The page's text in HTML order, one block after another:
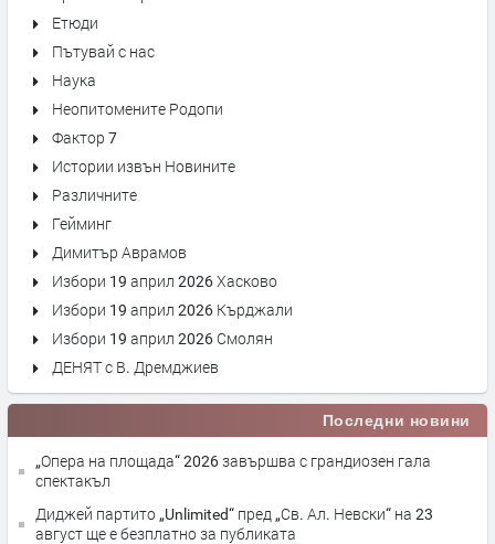
Етюди
Пътувай с нас
Наука
Неопитомените Родопи
Фактор 7
Истории извън Новините
Различните
Гейминг
Димитър Аврамов
Избори 19 април 2026 Хасково
Избори 19 април 2026 Кърджали
Избори 19 април 2026 Смолян
ДЕНЯТ с В. Дремджиев
Последни новини
„Опера на площада“ 2026 завършва с грандиозен гала
спектакъл
Диджей партито „Unlimited“ пред „Св. Ал. Невски“ на 23
август ще е безплатно за публиката